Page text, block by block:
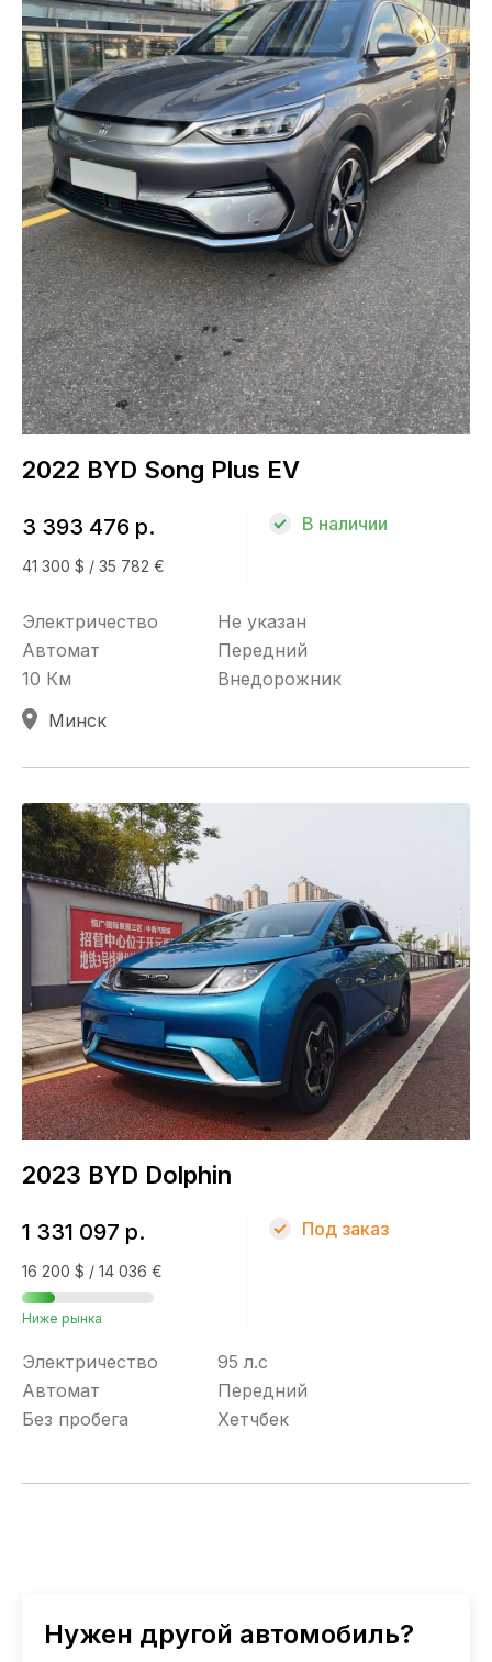
Объем двигателя
Топливо
Электричество
КПП
Автомат
Привод
Передний
Хетчбек
2022 BYD Song Plus EV
Электричество
Не указан
Автомат
Передний
10 Км
Внедорожник
Минск
3 393 476 р.
41 300 $ / 35 782 €
В наличии
2023 BYD Dolphin
Электричество
95 л.с
Автомат
Передний
Без пробега
Хетчбек
1 331 097 р.
16 200 $ / 14 036 €
Ниже рынка
Под заказ
Нужен другой автомобиль?